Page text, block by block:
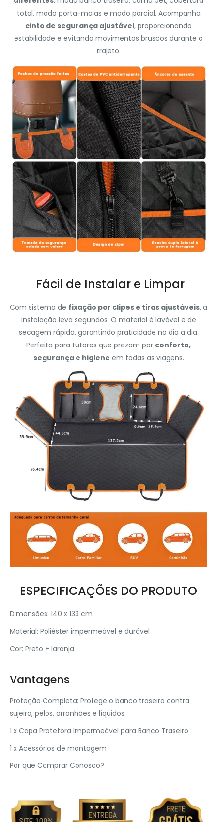
total, modo porta-malas e modo parcial. Acompanha
cinto de segurança ajustável, proporcionando
estabilidade e evitando movimentos bruscos durante o
trajeto.
Fácil de Instalar e Limpar
Com sistema de fixação por clipes e tiras ajustáveis, a
instalação leva segundos. O material é lavável e de
secagem rápida, garantindo praticidade no dia a dia.
Perfeita para tutores que prezam por conforto,
segurança e higiene em todas as viagens.
ESPECIFICAÇÕES DO PRODUTO
Dimensões: 140 x 133 cm
Material: Poliéster impermeável e durável
Cor: Preto + laranja
Vantagens
Proteção Completa: Protege o banco traseiro contra
sujeira, pelos, arranhões e líquidos.
1 x Capa Protetora Impermeável para Banco Traseiro
1 x Acessórios de montagem
Por que Comprar Conosco?